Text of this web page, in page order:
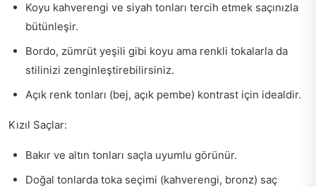
Koyu kahverengi ve siyah tonları tercih etmek saçınızla
bütünleşir.
Bordo, zümrüt yeşili gibi koyu ama renkli tokalarla da
stilinizi zenginleştirebilirsiniz.
Açık renk tonları (bej, açık pembe) kontrast için idealdir.
Kızıl Saçlar:
Bakır ve altın tonları saçla uyumlu görünür.
Doğal tonlarda toka seçimi (kahverengi, bronz) saç